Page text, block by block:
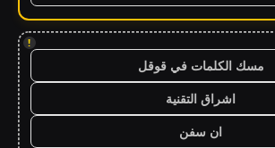
!
مسك الكلمات في قوقل
اشراق التقنية
ان سفن